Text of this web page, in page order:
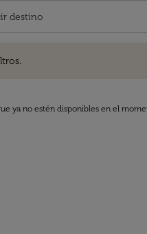
ya no estén disponibles en el